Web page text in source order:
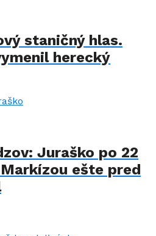
staničný hlas.
herecký
Juraško po 22
ešte pred